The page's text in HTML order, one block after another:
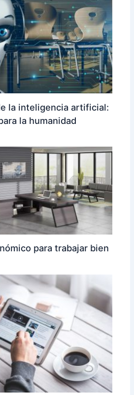
la inteligencia artificial:
la humanidad
para trabajar bien